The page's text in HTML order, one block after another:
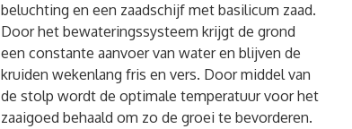
beluchting en een zaadschijf met basilicum zaad.
Door het bewateringssysteem krijgt de grond
een constante aanvoer van water en blijven de
kruiden wekenlang fris en vers. Door middel van
de stolp wordt de optimale temperatuur voor het
zaaigoed behaald om zo de groei te bevorderen.